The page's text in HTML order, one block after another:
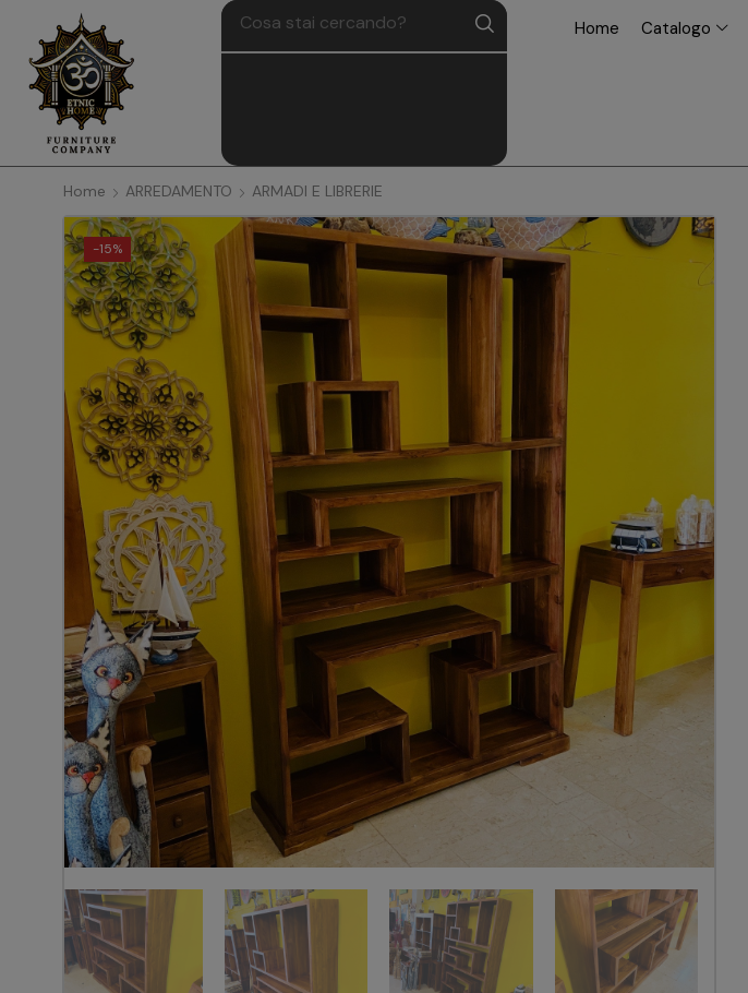
Home Catalogo
Home ARREDAMENTO ARMADI E LIBRERIE
-15%